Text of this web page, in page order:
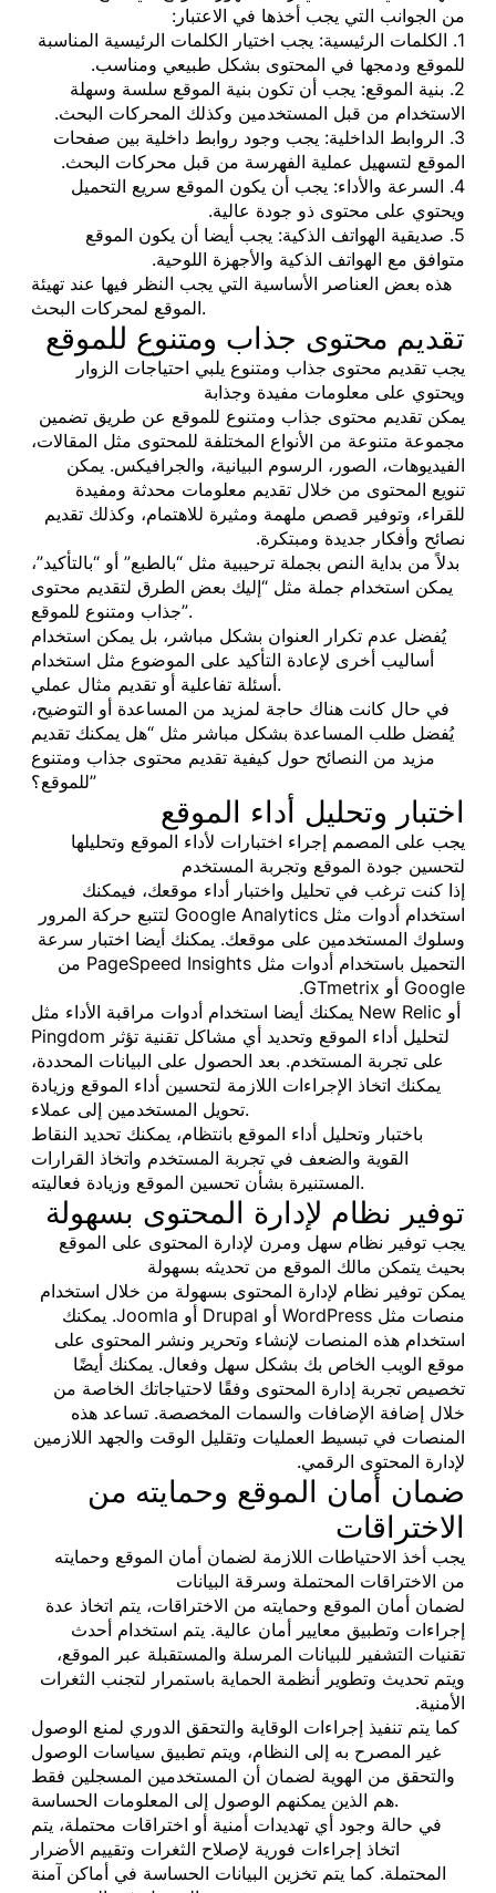
من الجوانب التي يجب أخذها في الاعتبار:
1. الكلمات الرئيسية: يجب اختيار الكلمات الرئيسية المناسبة
للموقع ودمجها في المحتوى بشكل طبيعي ومناسب.
2. بنية الموقع: يجب أن تكون بنية الموقع سلسة وسهلة
الاستخدام من قبل المستخدمين وكذلك المحركات البحث.
3. الروابط الداخلية: يجب وجود روابط داخلية بين صفحات
الموقع لتسهيل عملية الفهرسة من قبل محركات البحث.
4. السرعة والأداء: يجب أن يكون الموقع سريع التحميل
ويحتوي على محتوى ذو جودة عالية.
5. صديقية الهواتف الذكية: يجب أيضا أن يكون الموقع
متوافق مع الهواتف الذكية والأجهزة اللوحية.
هذه بعض العناصر الأساسية التي يجب النظر فيها عند تهيئة
الموقع لمحركات البحث.
تقديم محتوى جذاب ومتنوع للموقع
يجب تقديم محتوى جذاب ومتنوع يلبي احتياجات الزوار
ويحتوي على معلومات مفيدة وجذابة
يمكن تقديم محتوى جذاب ومتنوع للموقع عن طريق تضمين
مجموعة متنوعة من الأنواع المختلفة للمحتوى مثل المقالات،
الفيديوهات، الصور، الرسوم البيانية، والجرافيكس. يمكن
تنويع المحتوى من خلال تقديم معلومات محدثة ومفيدة
للقراء، وتوفير قصص ملهمة ومثيرة للاهتمام، وكذلك تقديم
نصائح وأفكار جديدة ومبتكرة.
بدلاً من بداية النص بجملة ترحيبية مثل “بالطبع” أو “بالتأكيد”،
يمكن استخدام جملة مثل “إليك بعض الطرق لتقديم محتوى
جذاب ومتنوع للموقع”.
يُفضل عدم تكرار العنوان بشكل مباشر، بل يمكن استخدام
أساليب أخرى لإعادة التأكيد على الموضوع مثل استخدام
أسئلة تفاعلية أو تقديم مثال عملي.
في حال كانت هناك حاجة لمزيد من المساعدة أو التوضيح،
يُفضل طلب المساعدة بشكل مباشر مثل “هل يمكنك تقديم
مزيد من النصائح حول كيفية تقديم محتوى جذاب ومتنوع
للموقع؟”
اختبار وتحليل أداء الموقع
يجب على المصمم إجراء اختبارات لأداء الموقع وتحليلها
لتحسين جودة الموقع وتجربة المستخدم
إذا كنت ترغب في تحليل واختبار أداء موقعك، فيمكنك
استخدام أدوات مثل Google Analytics لتتبع حركة المرور
وسلوك المستخدمين على موقعك. يمكنك أيضا اختبار سرعة
التحميل باستخدام أدوات مثل PageSpeed Insights من
Google أو GTmetrix.
يمكنك أيضا استخدام أدوات مراقبة الأداء مثل New Relic أو
Pingdom لتحليل أداء الموقع وتحديد أي مشاكل تقنية تؤثر
على تجربة المستخدم. بعد الحصول على البيانات المحددة،
يمكنك اتخاذ الإجراءات اللازمة لتحسين أداء الموقع وزيادة
تحويل المستخدمين إلى عملاء.
باختبار وتحليل أداء الموقع بانتظام، يمكنك تحديد النقاط
القوية والضعف في تجربة المستخدم واتخاذ القرارات
المستنيرة بشأن تحسين الموقع وزيادة فعاليته.
توفير نظام لإدارة المحتوى بسهولة
يجب توفير نظام سهل ومرن لإدارة المحتوى على الموقع
بحيث يتمكن مالك الموقع من تحديثه بسهولة
يمكن توفير نظام لإدارة المحتوى بسهولة من خلال استخدام
منصات مثل WordPress أو Drupal أو Joomla. يمكنك
استخدام هذه المنصات لإنشاء وتحرير ونشر المحتوى على
موقع الويب الخاص بك بشكل سهل وفعال. يمكنك أيضًا
تخصيص تجربة إدارة المحتوى وفقًا لاحتياجاتك الخاصة من
خلال إضافة الإضافات والسمات المخصصة. تساعد هذه
المنصات في تبسيط العمليات وتقليل الوقت والجهد اللازمين
لإدارة المحتوى الرقمي.
ضمان أمان الموقع وحمايته من
الاختراقات
يجب أخذ الاحتياطات اللازمة لضمان أمان الموقع وحمايته
من الاختراقات المحتملة وسرقة البيانات
لضمان أمان الموقع وحمايته من الاختراقات، يتم اتخاذ عدة
إجراءات وتطبيق معايير أمان عالية. يتم استخدام أحدث
تقنيات التشفير للبيانات المرسلة والمستقبلة عبر الموقع،
ويتم تحديث وتطوير أنظمة الحماية باستمرار لتجنب الثغرات
الأمنية.
كما يتم تنفيذ إجراءات الوقاية والتحقق الدوري لمنع الوصول
غير المصرح به إلى النظام، ويتم تطبيق سياسات الوصول
والتحقق من الهوية لضمان أن المستخدمين المسجلين فقط
هم الذين يمكنهم الوصول إلى المعلومات الحساسة.
في حالة وجود أي تهديدات أمنية أو اختراقات محتملة، يتم
اتخاذ إجراءات فورية لإصلاح الثغرات وتقييم الأضرار
المحتملة. كما يتم تخزين البيانات الحساسة في أماكن آمنة